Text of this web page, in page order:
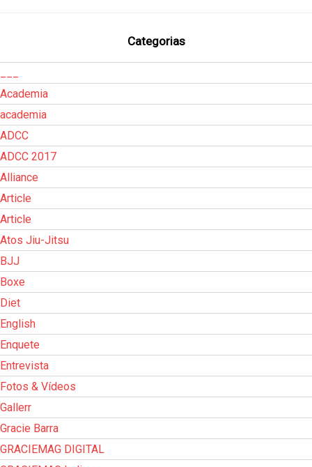
Categorias
Academia
academia
ADCC
ADCC 2017
Alliance
Article
Article
Atos Jiu-Jitsu
BJJ
Boxe
Diet
English
Enquete
Entrevista
Fotos & Vídeos
Gallerr
Gracie Barra
GRACIEMAG DIGITAL